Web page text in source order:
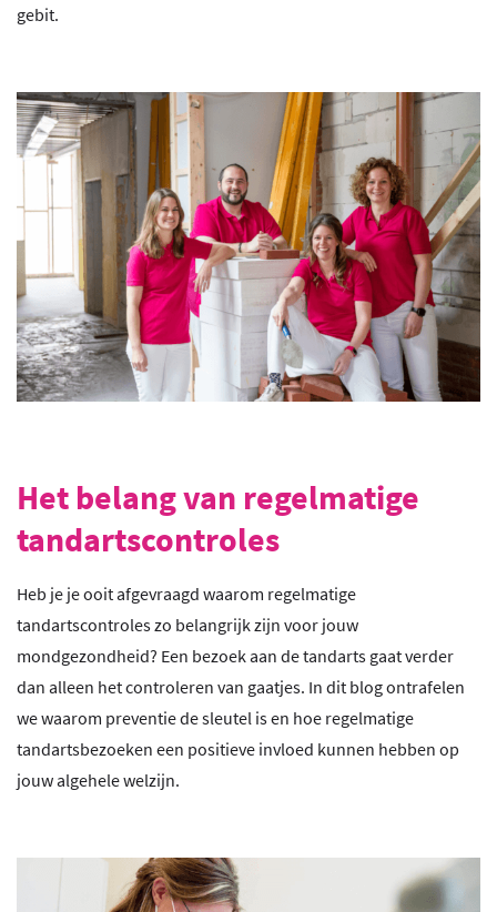
gebit.
Het belang van regelmatige
tandartscontroles
Heb je je ooit afgevraagd waarom regelmatige
tandartscontroles zo belangrijk zijn voor jouw
mondgezondheid? Een bezoek aan de tandarts gaat verder
dan alleen het controleren van gaatjes. In dit blog ontrafelen
we waarom preventie de sleutel is en hoe regelmatige
tandartsbezoeken een positieve invloed kunnen hebben op
jouw algehele welzijn.